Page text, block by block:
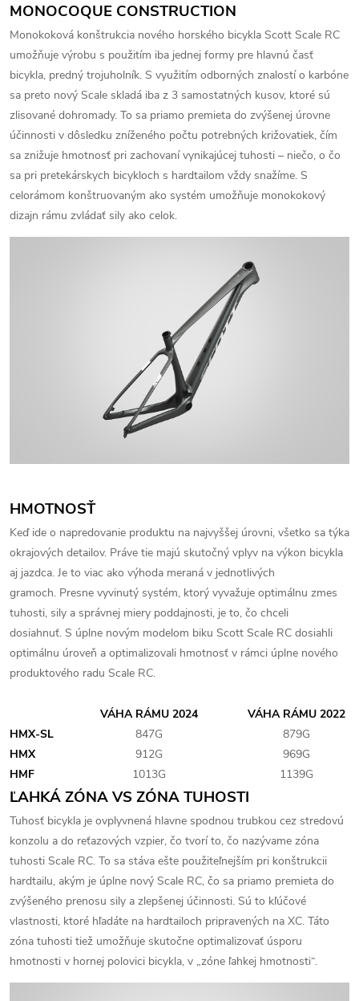
MONOCOQUE CONSTRUCTION
Monokoková konštrukcia nového horského bicykla Scott Scale RC
umožňuje výrobu s použitím iba jednej formy pre hlavnú časť
bicykla, predný trojuholník. S využitím odborných znalostí o karbóne
sa preto nový Scale skladá iba z 3 samostatných kusov, ktoré sú
zlisované dohromady. To sa priamo premieta do zvýšenej úrovne
účinnosti v dôsledku zníženého počtu potrebných križovatiek, čím
sa znižuje hmotnosť pri zachovaní vynikajúcej tuhosti – niečo, o čo
sa pri pretekárskych bicykloch s hardtailom vždy snažíme. S
celorámom konštruovaným ako systém umožňuje monokokový
dizajn rámu zvládať sily ako celok.
HMOTNOSŤ
Keď ide o napredovanie produktu na najvyššej úrovni, všetko sa týka
okrajových detailov. Práve tie majú skutočný vplyv na výkon bicykla
aj jazdca. Je to viac ako výhoda meraná v jednotlivých
gramoch. Presne vyvinutý systém, ktorý vyvažuje optimálnu zmes
tuhosti, sily a správnej miery poddajnosti, je to, čo chceli
dosiahnuť. S úplne novým modelom biku Scott Scale RC dosiahli
optimálnu úroveň a optimalizovali hmotnosť v rámci úplne nového
produktového radu Scale RC.
VÁHA RÁMU 2024
VÁHA RÁMU 2022
HMX-SL
847G
879G
HMX
912G
969G
HMF
1013G 1139G
ĽAHKÁ ZÓNA VS ZÓNA TUHOSTI
Tuhosť bicykla je ovplyvnená hlavne spodnou trubkou cez stredovú
konzolu a do reťazových vzpier, čo tvorí to, čo nazývame zóna
tuhosti Scale RC. To sa stáva ešte použiteľnejším pri konštrukcii
hardtailu, akým je úplne nový Scale RC, čo sa priamo premieta do
zvýšeného prenosu sily a zlepšenej účinnosti. Sú to kľúčové
vlastnosti, ktoré hľadáte na hardtailoch pripravených na XC. Táto
zóna tuhosti tiež umožňuje skutočne optimalizovať úsporu
hmotnosti v hornej polovici bicykla, v „zóne ľahkej hmotnosti“.